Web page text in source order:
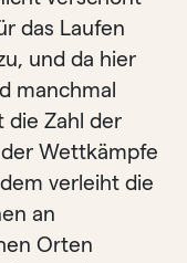
das Laufen
und da hier
manchmal
die Zahl der
Wettkämpfe
verleiht die
an
Orten